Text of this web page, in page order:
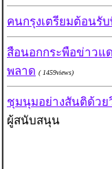
คนกรุงเตรียมต้อนรั
สือนอกกระพือข่าวแ
พลาด ( 1459views)
ชุมนุมอย่างสันติด้วย
ผู้สนับสนุน